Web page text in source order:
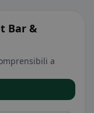
Bar &
a